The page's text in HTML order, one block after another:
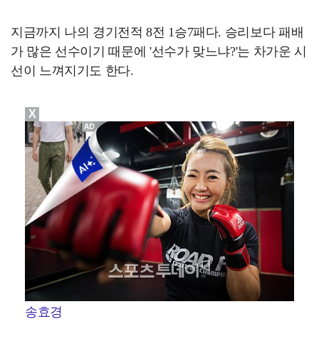
지금까지 나의 경기전적 8전 1승7패다. 승리보다 패배
가 많은 선수이기 때문에 '선수가 맞느냐?'는 차가운 시
선이 느껴지기도 한다.
송효경
X